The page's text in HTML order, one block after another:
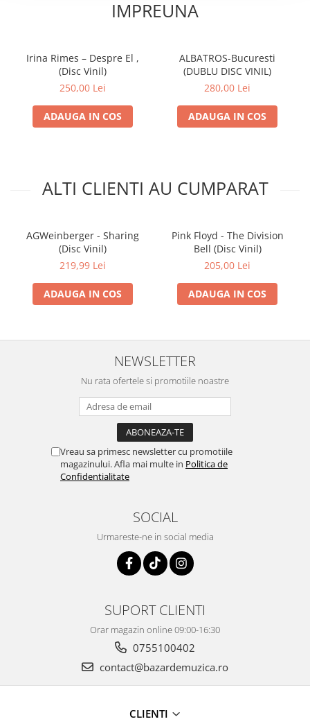
IMPREUNA
Irina Rimes – Despre El ,
(Disc Vinil)
250,00 Lei
ADAUGA IN COS
ALBATROS-Bucuresti
(DUBLU DISC VINIL)
280,00 Lei
ADAUGA IN COS
ALTI CLIENTI AU CUMPARAT
AGWeinberger - Sharing
(Disc Vinil)
219,99 Lei
ADAUGA IN COS
Pink Floyd - The Division
Bell (Disc Vinil)
205,00 Lei
ADAUGA IN COS
NEWSLETTER
Nu rata ofertele si promotiile noastre
Vreau sa primesc newsletter cu promotiile
magazinului. Afla mai multe in Politica de
Confidentialitate
SOCIAL
Urmareste-ne in social media
SUPORT CLIENTI
Orar magazin online 09:00-16:30
0755100402
contact@bazardemuzica.ro
CLIENTI